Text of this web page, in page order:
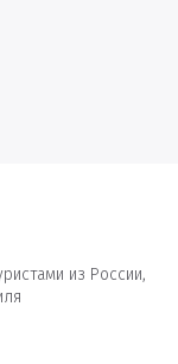
из России,